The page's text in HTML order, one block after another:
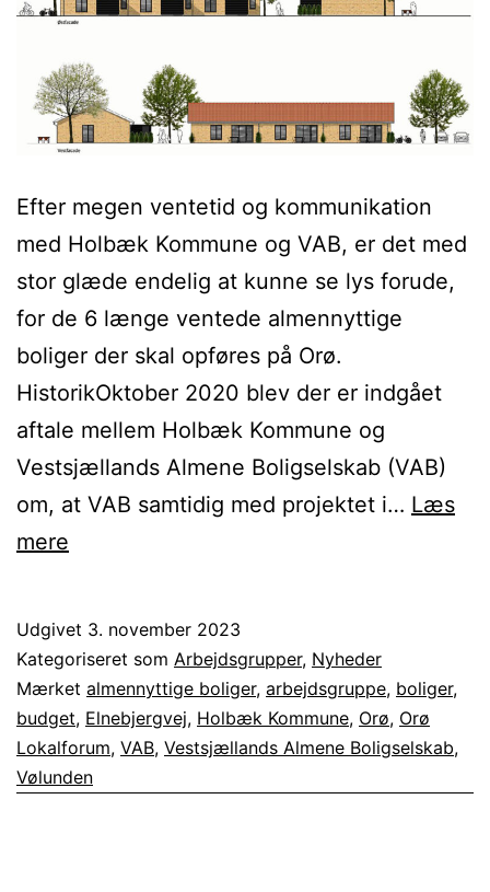
Efter megen ventetid og kommunikation
med Holbæk Kommune og VAB, er det med
stor glæde endelig at kunne se lys forude,
for de 6 længe ventede almennyttige
boliger der skal opføres på Orø.
HistorikOktober 2020 blev der er indgået
aftale mellem Holbæk Kommune og
Vestsjællands Almene Boligselskab (VAB)
om, at VAB samtidig med projektet i… Læs
mere
opførelse
af
6
almennyttige
boliger,
Udgivet 3. november 2023
Kategoriseret som Arbejdsgrupper, Nyheder
Mærket almennyttige boliger, arbejdsgruppe, boliger,
budget, Elnebjergvej, Holbæk Kommune, Orø, Orø
Lokalforum, VAB, Vestsjællands Almene Boligselskab,
Vølunden